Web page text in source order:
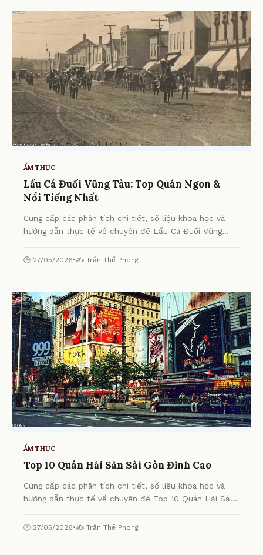
ẨM THỰC
Lẩu Cá Đuối Vũng Tàu: Top Quán Ngon &
Nổi Tiếng Nhất
Cung cấp các phân tích chi tiết, số liệu khoa học và
hướng dẫn thực tế về chuyên đề Lẩu Cá Đuối Vũng
🕒 27/05/2026•✍️ Trần Thế Phong
ẨM THỰC
Top 10 Quán Hải Sản Sài Gòn Đỉnh Cao
Cung cấp các phân tích chi tiết, số liệu khoa học và
hướng dẫn thực tế về chuyên đề Top 10 Quán Hải Sản
🕒 27/05/2026•✍️ Trần Thế Phong